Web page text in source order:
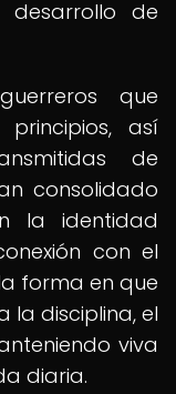
de
que
así
de
consolidado
la identidad
con el
forma en que
la disciplina, el
viva
diaria.